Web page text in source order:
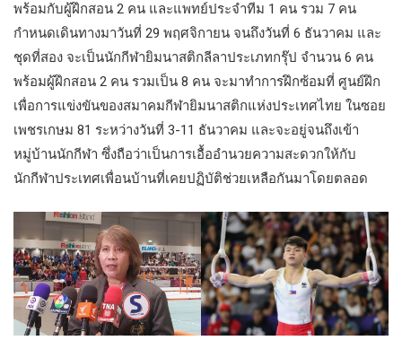
พร้อมกับผู้ฝึกสอน 2 คน และแพทย์ประจำทีม 1 คน รวม 7 คน
กำหนดเดินทางมาวันที่ 29 พฤศจิกายน จนถึงวันที่ 6 ธันวาคม และ
ชุดที่สอง จะเป็นนักกีฬายิมนาสติกลีลาประเภทกรุ๊ป จำนวน 6 คน
พร้อมผู้ฝึกสอน 2 คน รวมเป็น 8 คน จะมาทำการฝึกซ้อมที่ ศูนย์ฝึก
เพื่อการแข่งขันของสมาคมกีฬายิมนาสติกแห่งประเทศไทย ในซอย
เพชรเกษม 81 ระหว่างวันที่ 3-11 ธันวาคม และจะอยู่จนถึงเข้า
หมู่บ้านนักกีฬา ซึ่งถือว่าเป็นการเอื้ออำนวยความสะดวกให้กับ
นักกีฬาประเทศเพื่อนบ้านที่เคยปฏิบัติช่วยเหลือกันมาโดยตลอด